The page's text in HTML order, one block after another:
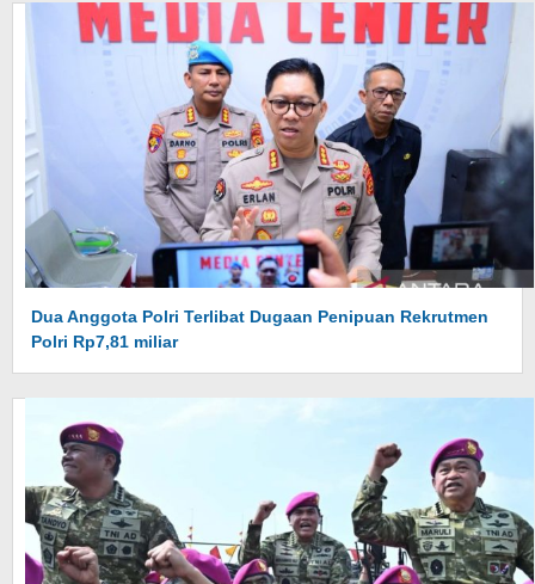
Dua Anggota Polri Terlibat Dugaan Penipuan Rekrutmen
Polri Rp7,81 miliar